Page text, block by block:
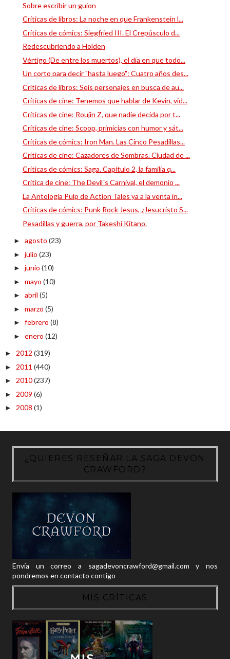
Sobre escribir un guion
Críticas de libros: La noche en que Frankenstein l...
Críticas de cómics: Siegfried III. El Crepúsculo d...
Redescubriendo a Holden
Vértigo (De entre los muertos), el día en que todo...
Un corto para decir "hasta luego": Cuatro años des...
Críticas de libros: Seis personajes en busca de au...
Críticas de cine: Tenemos que hablar de Kevin, vid...
Críticas de cine: Roujin Z, que nadie decida por t...
Críticas de cine: Scoop, primicias con humor y sát...
Críticas de cómics: Iron Man. Las Cinco Pesadillas...
Críticas de cine: Cazadores de Sombras. Ciudad de ...
Críticas de cómics: Saga. Capítulo 2, la familia q...
Crítica de cine: The Devil´s Carnival, el demonio ...
La Antología Pulp de Action Tales ya a la venta in...
Críticas de cómics: Punk Rock Jesus, ¿Jesucristo S...
Pesadillas y guerra, por Takeshi Kitano.
► agosto (23)
► julio (23)
► junio (10)
► mayo (10)
► abril (5)
► marzo (5)
► febrero (8)
► enero (12)
► 2012 (319)
► 2011 (440)
► 2010(237)
► 2009 (6)
► 2008 (1)
¿QUIERES RESEÑAR LA SAGA DEVON
CRAWFORD?
Envía un correo a sagadevoncrawford@gmail.com y nos
pondremos en contacto contigo
MIS CRÍTICAS